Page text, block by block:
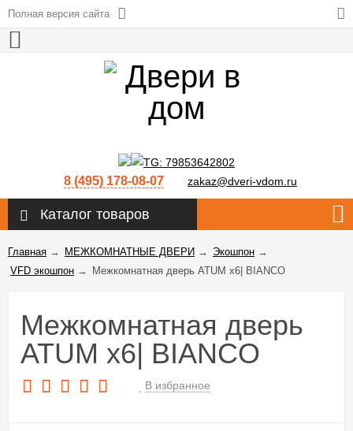
Полная версия сайта
8 (495) 178-08-07 zakaz@dveri-vdom.ru
Каталог товаров
Главная → МЕЖКОМНАТНЫЕ ДВЕРИ → Экошпон →
VFD экошпон → Межкомнатная дверь ATUM x6| BIANCO
Межкомнатная дверь
ATUM x6| BIANCO
В избранное